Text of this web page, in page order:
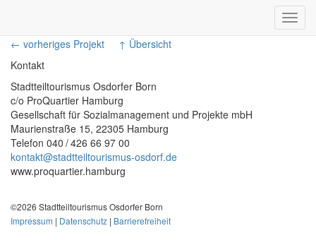
← vorheriges Projekt
↑ Übersicht
Kontakt
Stadtteiltourismus Osdorfer Born
c/o ProQuartier Hamburg
Gesellschaft für Sozialmanagement und Projekte mbH
Maurienstraße 15, 22305 Hamburg
Telefon 040 / 426 66 97 00
kontakt@stadtteiltourismus-osdorf.de
www.proquartier.hamburg
©2026 Stadtteiltourismus Osdorfer Born
Impressum | Datenschutz | Barrierefreiheit